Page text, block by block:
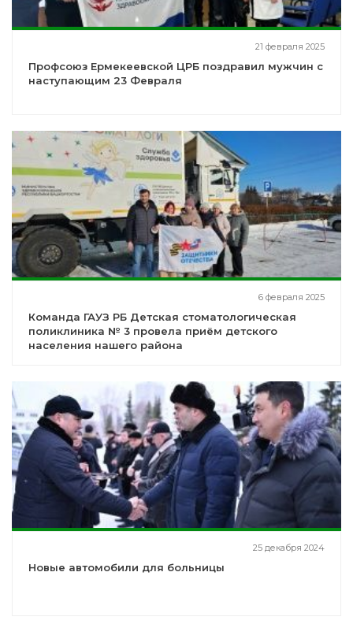
21 февраля 2025
Профсоюз Ермекеевской ЦРБ поздравил мужчин с
наступающим 23 Февраля
6 февраля 2025
Команда ГАУЗ РБ Детская стоматологическая
поликлиника № 3 провела приём детского
населения нашего района
25 декабря 2024
Новые автомобили для больницы